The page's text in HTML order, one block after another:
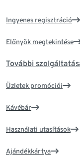
Ingyenes regisztráció
Előnyök megtekintése
További
Üzletek promóciói
Kávébár
Használati utasítások
Ajándékkártya